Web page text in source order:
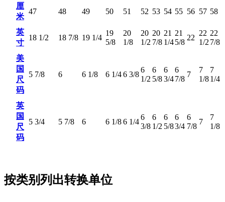
厘
米
47 48 49 50 51 52 53 54 55 56 57 58
英
寸
18 1/2 18 7/8 19 1/4
19
5/8
20
1/8
20
1/2
20
7/8
21
1/4
21
5/8
22
22
1/2
22
7/8
美
国
尺
码
5 7/8 6 6 1/8 6 1/46 3/8
6
1/2
6
5/8
6
3/4
6
7/8
7
7
1/8
7
1/4
英
国
尺
码
5 3/4 5 7/8 6 6 1/86 1/4
6
3/8
6
1/2
6
5/8
6
3/4
6
7/8
7
7
1/8
按类别列出转换单位